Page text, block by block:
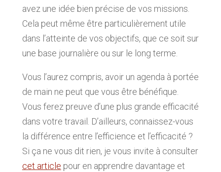
avez une idée bien précise de vos missions.
Cela peut même être particulièrement utile
dans l’atteinte de vos objectifs, que ce soit sur
une base journalière ou sur le long terme.
Vous l’aurez compris, avoir un agenda à portée
de main ne peut que vous être bénéfique.
Vous ferez preuve d’une plus grande efficacité
dans votre travail. D’ailleurs, connaissez-vous
la différence entre l’efficience et l’efficacité ?
Si ça ne vous dit rien, je vous invite à consulter
cet article pour en apprendre davantage et